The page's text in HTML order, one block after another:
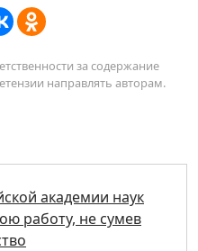
за содержание
направлять авторам.
академии наук
работу, не сумев